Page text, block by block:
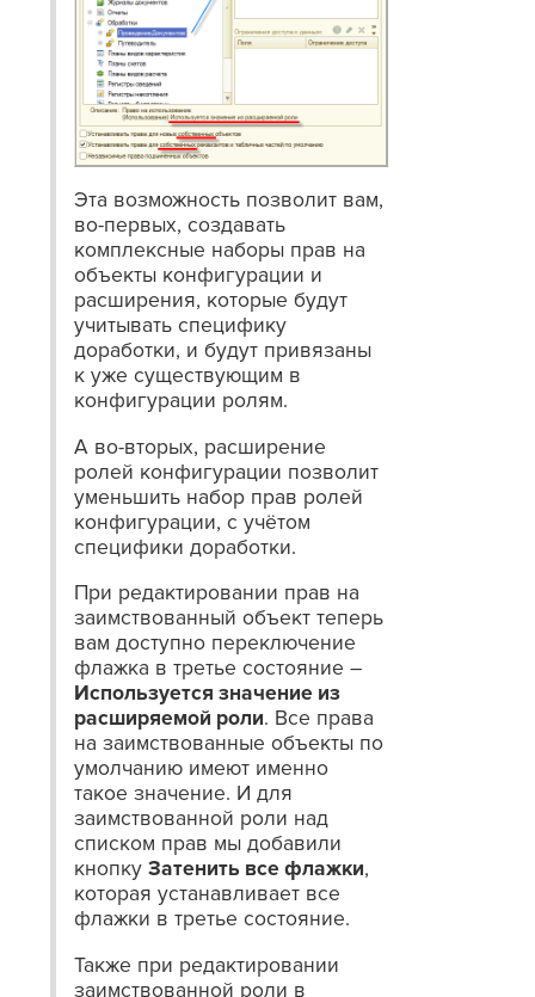
Эта возможность позволит вам,
во-первых, создавать
комплексные наборы прав на
объекты конфигурации и
расширения, которые будут
учитывать специфику
доработки, и будут привязаны
к уже существующим в
конфигурации ролям.
А во-вторых, расширение
ролей конфигурации позволит
уменьшить набор прав ролей
конфигурации, с учётом
специфики доработки.
При редактировании прав на
заимствованный объект теперь
вам доступно переключение
флажка в третье состояние –
Используется значение из
расширяемой роли. Все права
на заимствованные объекты по
умолчанию имеют именно
такое значение. И для
заимствованной роли над
списком прав мы добавили
кнопкуЗатенить все флажки,
которая устанавливает все
флажки в третье состояние.
Также при редактировании
заимствованной роли в